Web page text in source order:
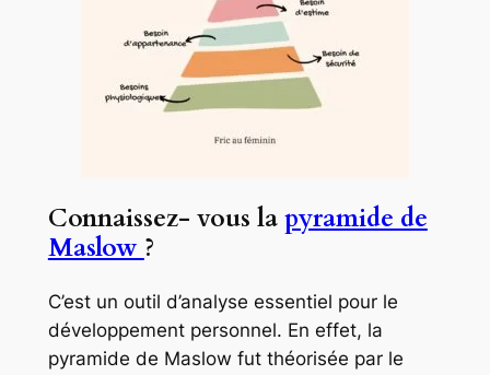
Connaissez- vous lapyramide de
Maslow ?
C’est un outil d’analyse essentiel pour le
développement personnel. En effet, la
pyramide de Maslow fut théorisée par le